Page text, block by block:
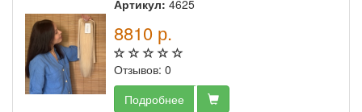
Артикул: 4625
8810 р.
Отзывов: 0
Подробнее